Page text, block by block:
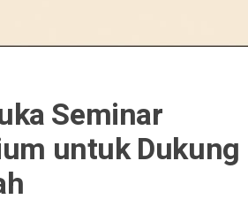
Seminar
untuk Dukung